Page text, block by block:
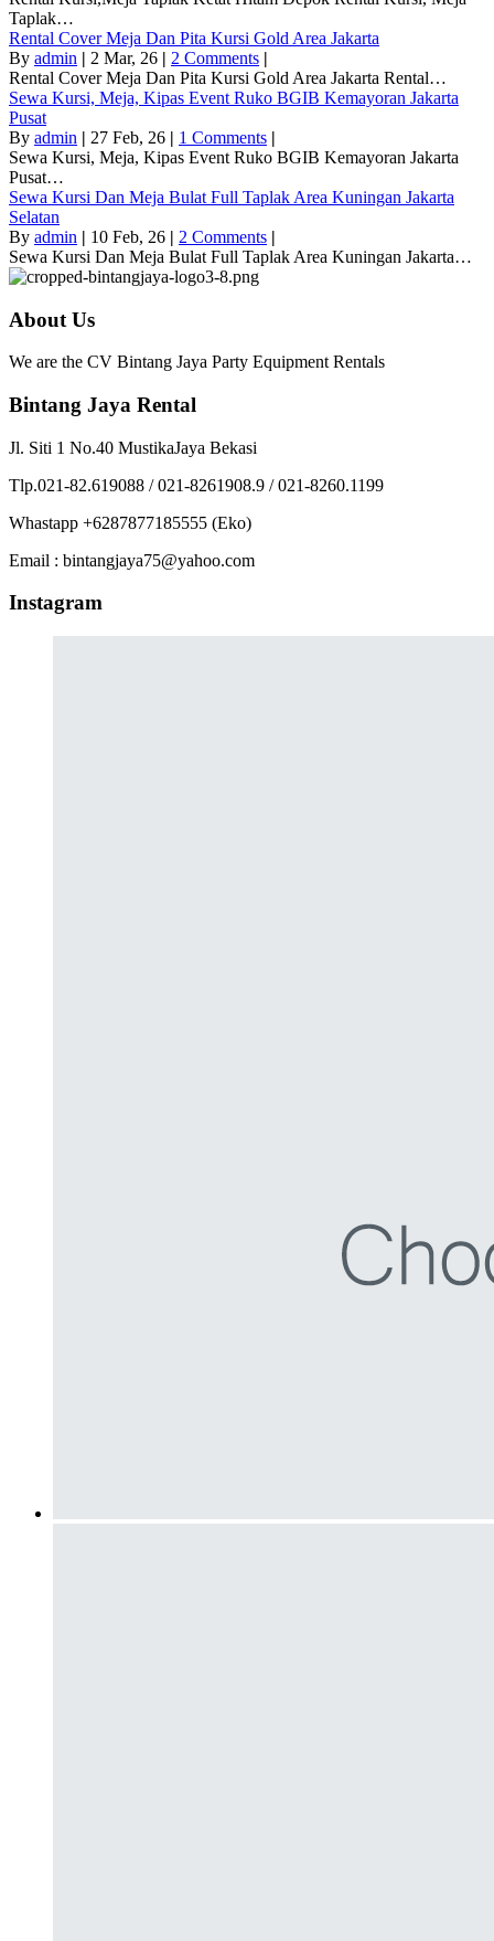
Taplak…
Rental Cover Meja Dan Pita Kursi Gold Area Jakarta
By admin | 2 Mar, 26 | 2 Comments |
Rental Cover Meja Dan Pita Kursi Gold Area Jakarta Rental…
Sewa Kursi, Meja, Kipas Event Ruko BGIB Kemayoran Jakarta
Pusat
By admin | 27 Feb, 26 | 1 Comments |
Sewa Kursi, Meja, Kipas Event Ruko BGIB Kemayoran Jakarta
Pusat…
Sewa Kursi Dan Meja Bulat Full Taplak Area Kuningan Jakarta
Selatan
By admin | 10 Feb, 26 | 2 Comments |
Sewa Kursi Dan Meja Bulat Full Taplak Area Kuningan Jakarta…
About Us
We are the CV Bintang Jaya Party Equipment Rentals
Bintang Jaya Rental
Jl. Siti 1 No.40 MustikaJaya Bekasi
Tlp.021-82.619088 / 021-8261908.9 / 021-8260.1199
Whastapp +6287877185555 (Eko)
Email : bintangjaya75@yahoo.com
Instagram